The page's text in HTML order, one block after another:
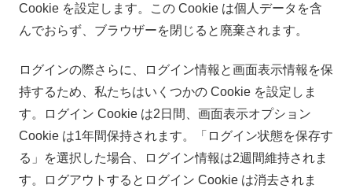
Cookie を設定します。この Cookie は個人データを含
んでおらず、ブラウザーを閉じると廃棄されます。
ログインの際さらに、ログイン情報と画面表示情報を保
持するため、私たちはいくつかの Cookie を設定しま
す。ログイン Cookie は2日間、画面表示オプション
Cookie は1年間保持されます。「ログイン状態を保存す
る」を選択した場合、ログイン情報は2週間維持されま
す。ログアウトするとログイン Cookie は消去されま